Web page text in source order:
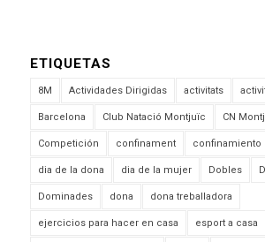
ETIQUETAS
8M Actividades Dirigidas activitats
Barcelona Club Natació Montjuïc CN
Competición confinament confinamiento
dia de la dona dia de la mujer Dobles
Dominades dona dona treballadora
ejercicios para hacer en casa esport a casa